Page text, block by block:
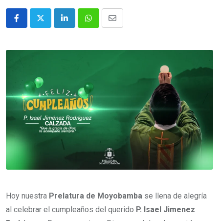
Hoy nuestra Prelatura de Moyobamba se llena de alegría
al celebrar el cumpleaños del querido P. Isael Jimenez